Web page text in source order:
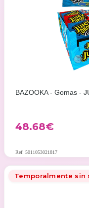
BAZOOKA - Gomas -
48.68€
Ref: 5011053021817
Temporalmente sin